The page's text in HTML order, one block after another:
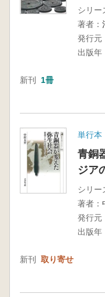
シリー
著者：
発行元
出版年
新刊 1冊
単行本
青銅
ジア
シリー
著者：
発行元
出版年
新刊 取り寄せ